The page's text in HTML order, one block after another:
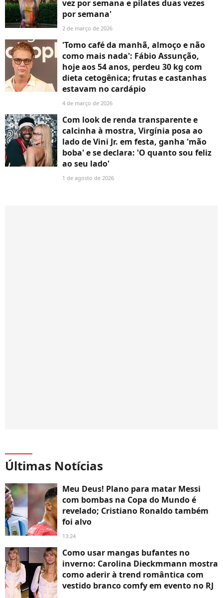
vez por semana e pilates duas vezes
por semana'
2 de março de 2026
'Tomo café da manhã, almoço e não
como mais nada': Fábio Assunção,
hoje aos 54 anos, perdeu 30 kg com
dieta cetogênica; frutas e castanhas
estavam no cardápio
4 de março de 2026
Com look de renda transparente e
calcinha à mostra, Virgínia posa ao
lado de Vini Jr. em festa, ganha 'mão
boba' e se declara: 'O quanto sou feliz
ao seu lado'
1 de agosto de 2026
Últimas Notícias
Meu Deus! Plano para matar Messi
com bombas na Copa do Mundo é
revelado; Cristiano Ronaldo também
foi alvo
13:24
Como usar mangas bufantes no
inverno: Carolina Dieckmmann mostra
como aderir à trend romântica com
vestido branco comfy em evento no RJ